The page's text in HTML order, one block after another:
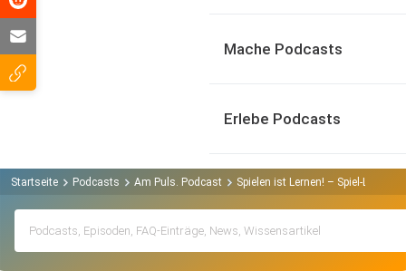
Mache Podcasts
Erlebe Podcasts
Startseite Podcasts Am Puls. Podcast Spielen ist Lernen! – Spiel-